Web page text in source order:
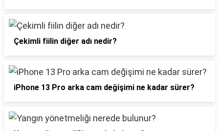
Çekimli fiilin diğer adı nedir?
iPhone 13 Pro arka cam değişimi ne kadar sürer?